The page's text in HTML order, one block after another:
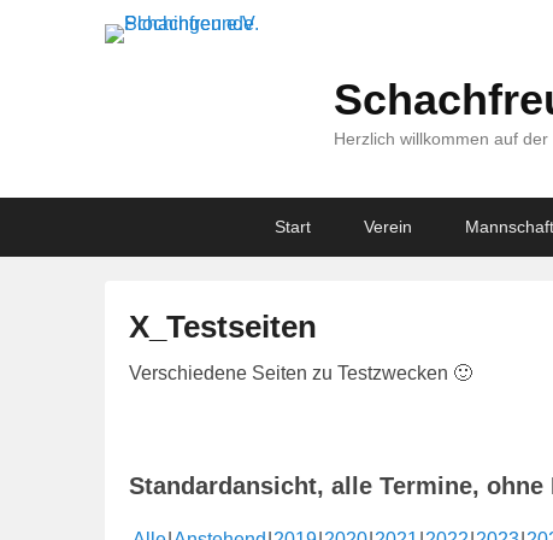
Herzlich willkommen auf
Start Verein
X_Testseiten
V
f
Verschiedene Seiten zu Testzwecken 🙂
Standardansicht, alle Termine,